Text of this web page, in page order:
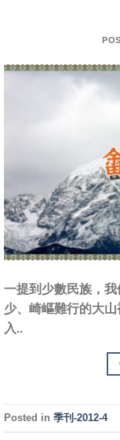
一提到少數民族，
少、崎嶇難行的大
入..
Posted in 季刊-2012-4